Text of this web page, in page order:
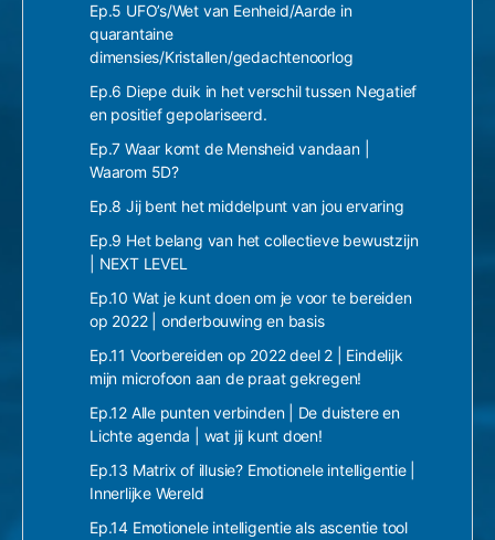
Ep.5 UFO’s/Wet van Eenheid/Aarde in
quarantaine
dimensies/Kristallen/gedachtenoorlog
Ep.6 Diepe duik in het verschil tussen Negatief
en positief gepolariseerd.
Ep.7 Waar komt de Mensheid vandaan |
Waarom 5D?
Ep.8 Jij bent het middelpunt van jou ervaring
Ep.9 Het belang van het collectieve bewustzijn
| NEXT LEVEL
Ep.10 Wat je kunt doen om je voor te bereiden
op 2022 | onderbouwing en basis
Ep.11 Voorbereiden op 2022 deel 2 | Eindelijk
mijn microfoon aan de praat gekregen!
Ep.12 Alle punten verbinden | De duistere en
Lichte agenda | wat jij kunt doen!
Ep.13 Matrix of illusie? Emotionele intelligentie |
Innerlijke Wereld
Ep.14 Emotionele intelligentie als ascentie tool